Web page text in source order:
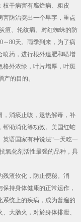
枝干病害有腐烂病、粗皮
防治突出一个早字，重点
疽、轮纹病。对红蜘蛛的防
～80天。雨季到来，为了病
喷药，进行根外追肥和喷增
格外浓绿，叶片增厚，叶斑
的目的。
消痰止咳，退热解毒，补
帮助消化等功效。美国红蛇
语国家有种说法“一天吃一
氧化剂活性最强的品种，具
渣软化，防止便秘。消
持身体健康的正常运作，
统上的疾病，成为普遍的
大肠火，对於身体排泄、